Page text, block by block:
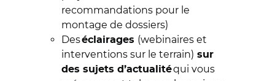
recommandations pour le
montage de dossiers)
Deséclairages (webinaires et
interventions sur le terrain) sur
des sujets d’actualitéqui vous